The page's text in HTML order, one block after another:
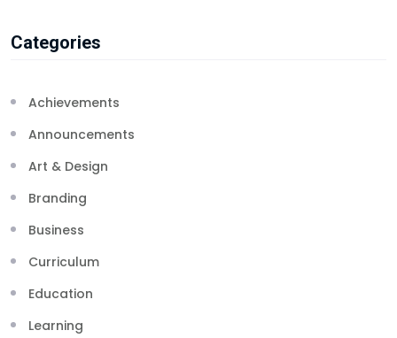
Categories
Achievements
Announcements
Art & Design
Branding
Business
Curriculum
Education
Learning